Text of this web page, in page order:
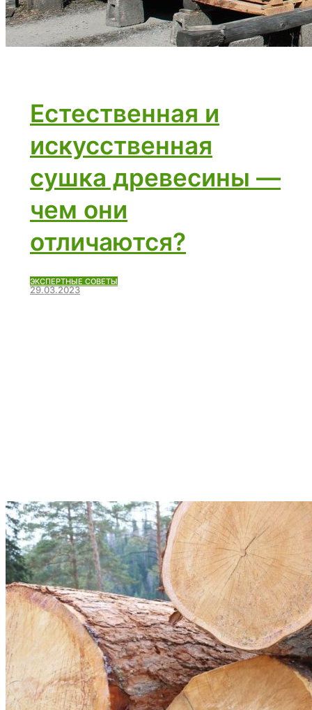
Естественная и
искусственная
сушка древесины —
чем они
отличаются?
ЭКСПЕРТНЫЕ СОВЕТЫ
29.03.2023